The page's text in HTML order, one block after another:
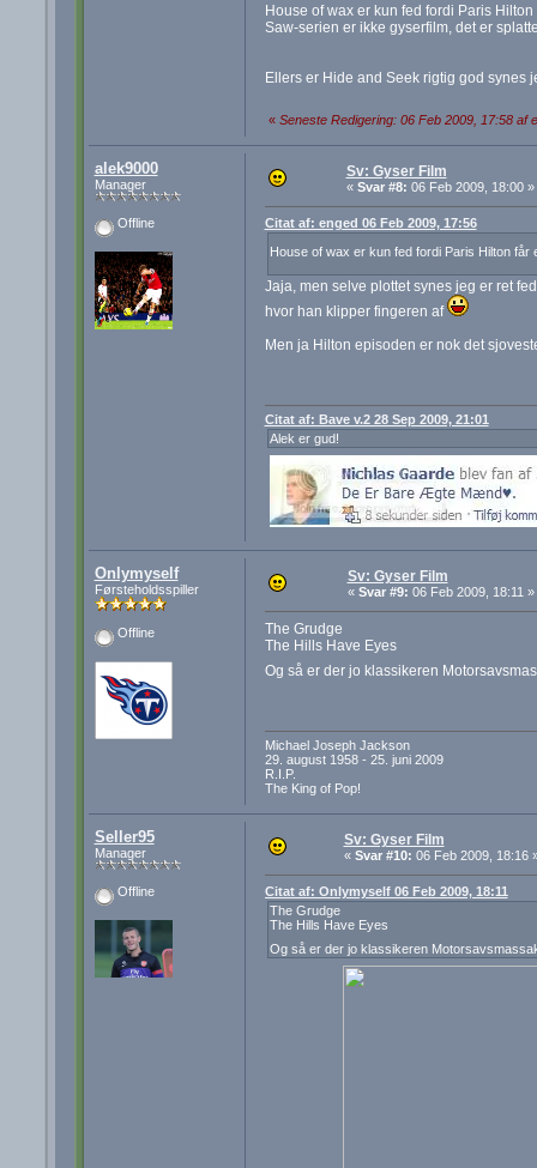
House of wax er kun fed fordi Paris
Saw-serien er ikke gyserfilm, det er
Ellers er Hide and Seek rigtig god synes
« Seneste Redigering: 06 Feb 2009, 17:58 af
alek9000
Manager
Offline
Sv: Gyser Film
« Svar #8: 06 Feb 2009, 18:00 »
Citat af: enged 06 Feb 2009, 17:56
House of wax er kun fed fordi Paris Hilton får
Jaja, men selve plottet synes jeg er ret
hvor han klipper fingeren af
Men ja Hilton episoden er nok det
Citat af: Bave v.2 28 Sep 2009, 21:01
Alek er gud!
Onlymyself
Førsteholdsspiller
Offline
Sv: Gyser Film
« Svar #9: 06 Feb 2009, 18:11 »
The Grudge
The Hills Have Eyes
Og så er der jo klassikeren
Michael Joseph Jackson
29. august 1958 - 25. juni 2009
R.I.P.
The King of Pop!
Seller95
Manager
Offline
Sv: Gyser Film
« Svar #10: 06 Feb 2009, 18:16
Citat af: Onlymyself 06 Feb 2009, 18:11
The Grudge
The Hills Have Eyes
Og så er der jo klassikeren